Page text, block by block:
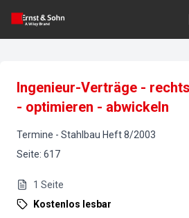
Ingenieur-Verträge -
- optimieren - abwickeln
Termine - Stahlbau Heft8/2003
Seite: 617
1 Seite
Kostenlos lesbar